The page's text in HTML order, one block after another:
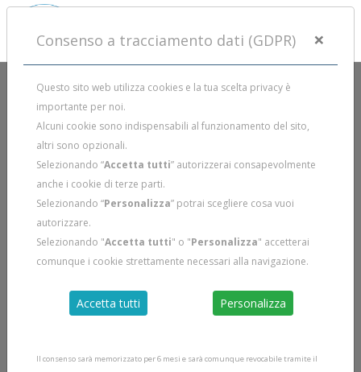
Consenso a tracciamento dati (GDPR) ×
Questo sito web utilizza cookies e la tua scelta privacy è
importante per noi.
Alcuni cookie sono indispensabili al funzionamento del sito,
altri sono opzionali.
Selezionando “Accetta tutti” autorizzerai consapevolmente
anche i cookie di terze parti.
Selezionando “Personalizza” potrai scegliere cosa vuoi
autorizzare.
Selezionando "Accetta tutti" o "Personalizza" accetterai
comunque i cookie strettamente necessari alla navigazione.
Accetta tutti Personalizza
Il consenso sarà memorizzato per 6 mesi e sarà comunque revocabile tramite il